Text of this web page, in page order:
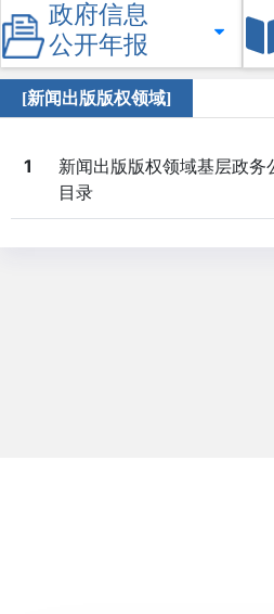
政府信息
公开年报
[新闻出版版权领域]
1
新闻出版版权领域基层政务
目录